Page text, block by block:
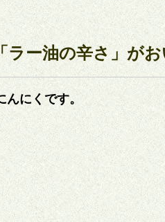
ー油の辛さ」がお
にくです。